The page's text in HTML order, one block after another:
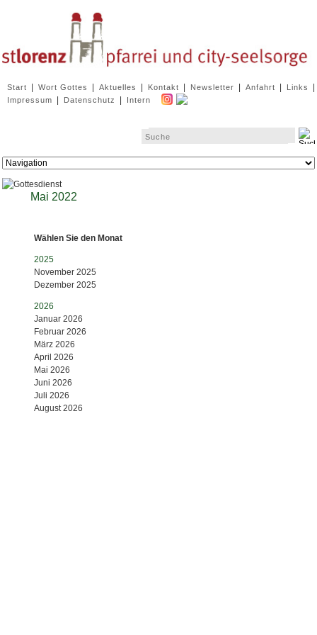
überspringen
Start Wort Gottes Aktuelles Kontakt Newsletter Anfahrt Links
Impressum Datenschutz Intern
Zielseite
Mai 2022
Wählen Sie den Monat
2025
November 2025
Dezember 2025
2026
Januar 2026
Februar 2026
März 2026
April 2026
Mai 2026
Juni 2026
Juli 2026
August 2026